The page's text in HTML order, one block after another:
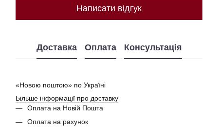
Написати відгук
Доставка Оплата Консультація
«Новою поштою» по Україні
Більше інформації про доставку
Оплата на Новій Пошта
Оплата на рахунок